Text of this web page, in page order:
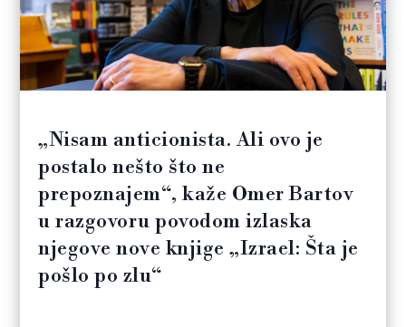
„Nisam anticionista. Ali ovo je
postalo nešto što ne
prepoznajem“, kaže Omer Bartov
u razgovoru povodom izlaska
njegove nove knjige „Izrael: Šta je
pošlo po zlu“